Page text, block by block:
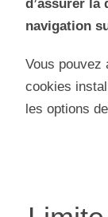
d’assurer la
navigation
Vous pouvez
cookies
les options